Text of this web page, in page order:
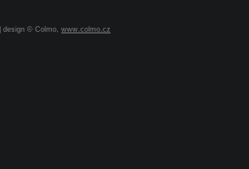
| design © Colmo, www.colmo.cz